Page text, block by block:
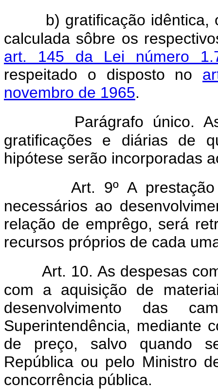
b) gratificação idêntica,
calculada sôbre os
art. 145 da Lei número
respeitado o disposto no
novembro de 1965.
Parágrafo único.
gratificações e diárias de
hipótese serão incorporadas
Art. 9º A
necessários ao
relação de emprêgo, será
recursos próprios de cada
Art. 10. As despesas
com a aquisição de
desenvolvimento das
Superintendência, mediante
de preço, salvo quando
República ou pelo Ministro
concorrência pública.